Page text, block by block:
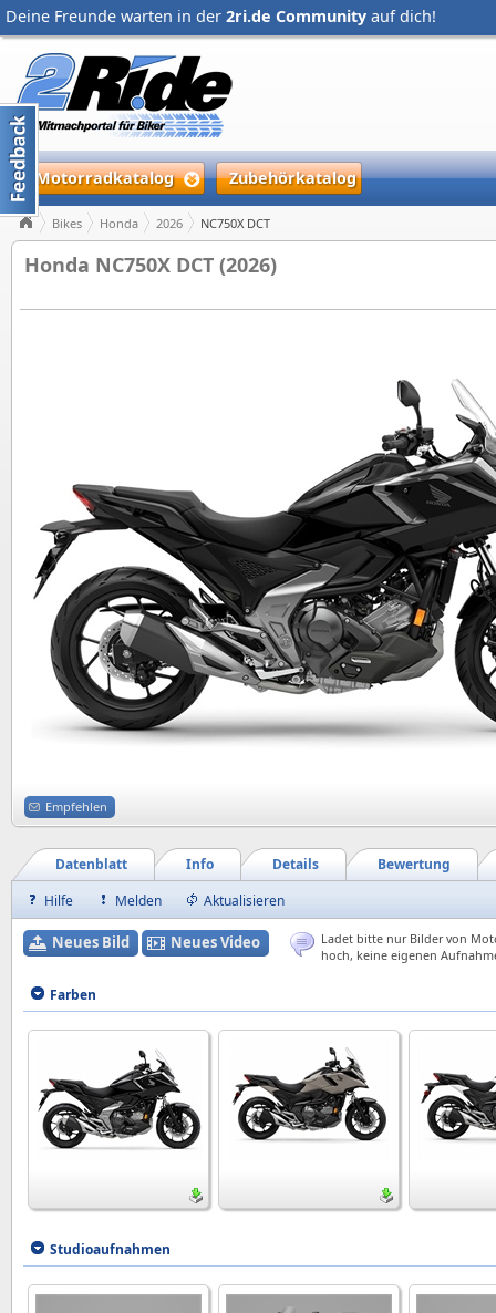
Deine Freunde warten in der 2ri.de Community auf dich!
Motorradkatalog Zubehörkatalog
Bikes Honda 2026 NC750X DCT
Honda NC750X DCT (2026)
Empfehlen
Bewertung
Details
Info
Datenblatt
Hilfe
Melden Aktualisieren
Neues Bild Neues Video
Ladet bitte nur Bilder von
hoch, keine eigenen
Farben
Studioaufnahmen